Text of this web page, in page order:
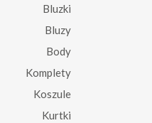
Bluzki
Bluzy
Body
Komplety
Koszule
Kurtki